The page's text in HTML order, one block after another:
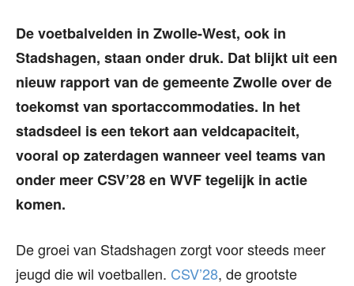
De voetbalvelden in Zwolle-West, ook in
Stadshagen, staan onder druk. Dat blijkt uit een
nieuw rapport van de gemeente Zwolle over de
toekomst van sportaccommodaties. In het
stadsdeel is een tekort aan veldcapaciteit,
vooral op zaterdagen wanneer veel teams van
onder meer CSV’28 en WVF tegelijk in actie
komen.
De groei van Stadshagen zorgt voor steeds meer
jeugd die wil voetballen. CSV’28, de grootste